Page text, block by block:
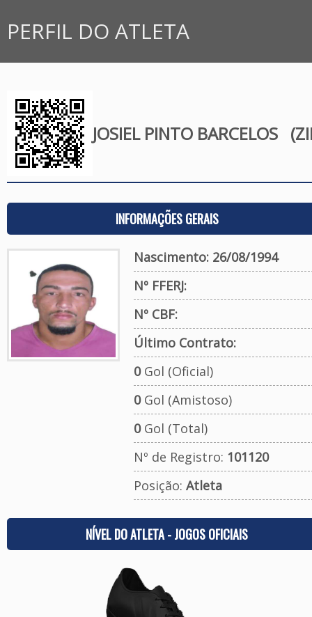
PERFIL DO ATLETA
JOSIEL PINTO BARCELOS
INFORMAÇÕES GERAIS
Nascimento: 26/08/1994
Nº FFERJ:
Nº CBF:
Último Contrato:
0Gol (Oficial)
0Gol (Amistoso)
0Gol (Total)
Nº de Registro: 101120
Posição: Atleta
NÍVEL DO ATLETA - JOGOS OFICIAIS